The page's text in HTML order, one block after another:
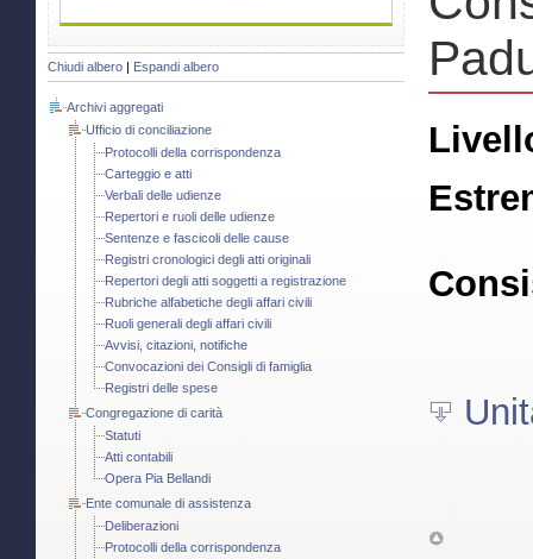
Chiudi albero Espandi albero
Archivi aggregati
Ufficio di conciliazione
Protocolli della corrispondenza
Carteggio e atti
Verbali delle udienze
Repertori e ruoli delle udienze
Sentenze e fascicoli delle cause
Registri cronologici degli atti originali
Repertori degli atti soggetti a registrazione
Rubriche alfabetiche degli affari civili
Ruoli generali degli affari civili
Avvisi, citazioni, notifiche
Convocazioni dei Consigli di famiglia
Registri delle spese
Congregazione di carità
Statuti
Atti contabili
Opera Pia Bellandi
Ente comunale di assistenza
Deliberazioni
Protocolli della corrispondenza